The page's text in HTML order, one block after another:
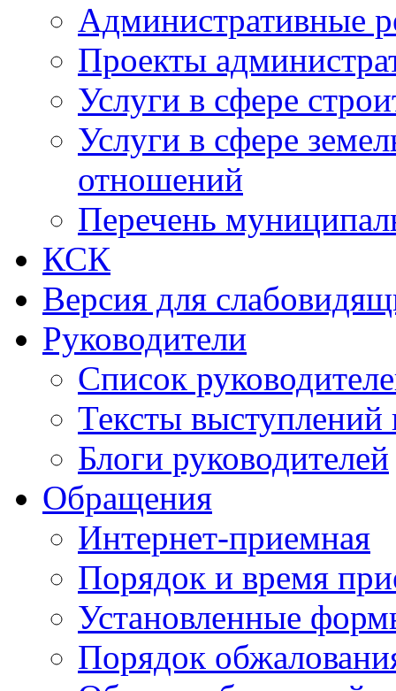
Административные
Проекты
Услуги в сфере
Услуги в сфере
отношений
Перечень
КСК
Версия для
Руководители
Список
Тексты выступлений
Блоги руководителей
Обращения
Интернет-приемная
Порядок и время
Установленные
Порядок